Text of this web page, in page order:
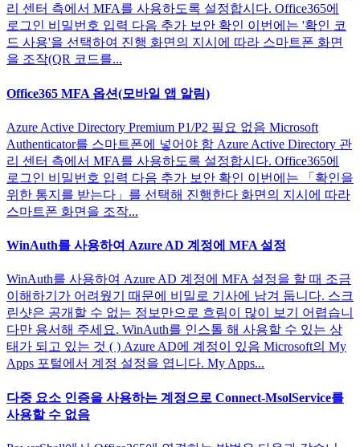
리 센터 측에서 MFA를 사용하도록 설정합시다. Office365에
로그인 비밀번호 입력 다음 추가 보안 확인 이번에는 '확인 코
드 사용'을 선택하여 진행 화면의 지시에 따라 스마트폰 화면
을 조작(QR 코드를...
Office365 MFA 옵션(모바일 앱 알림)
Azure Active Directory Premium P1/P2 필요 없음 Microsoft
Authenticator를 스마트폰에 넣어야 함 Azure Active Directory 관
리 센터 측에서 MFA를 사용하도록 설정합시다. Office365에
로그인 비밀번호 입력 다음 추가 보안 확인 이번에는 「확인을
위한 통지를 받는다」를 선택해 진행한다 화면의 지시에 따라
스마트폰 화면을 조작...
WinAuth를 사용하여 Azure AD 계정에 MFA 설정
WinAuth를 사용하여 Azure AD 계정에 MFA 설정을 할 때 조금
이해하기가 어려웠기 때문에 비밀로 기사에 남겨 둡니다. 스크
린샷은 공개할 수 없는 정보만으로 흐림이 많이 보기 어렵습니
다만 용서해 주세요. WinAuth를 인스톨 해 사용할 수 있는 상
태가 되고 있는 것 ( ) Azure AD에 계정이 있음 Microsoft의 My
Apps 포털에서 계정 설정을 엽니다. My Apps...
다중 요소 인증을 사용하는 계정으로 Connect-MsolService를
사용할 수 없음